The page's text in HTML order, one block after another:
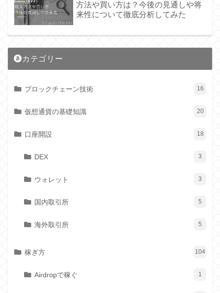
方法や買い方は？今後の見通しや将
来性について徹底分析してみた
カテゴリー
ブロックチェーン技術 16
仮想通貨の基礎知識 20
口座開設 18
DEX 3
ウォレット 3
国内取引所 5
海外取引所 5
稼ぎ方 104
Airdropで稼ぐ 1